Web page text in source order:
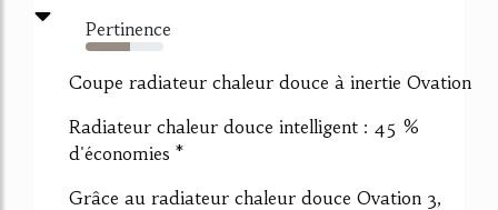
Pertinence
57%
Coupe radiateur chaleur douce à inertie Ovation
Radiateur chaleur douce intelligent : 45 %
d'économies *
Grâce au radiateur chaleur douce Ovation 3,